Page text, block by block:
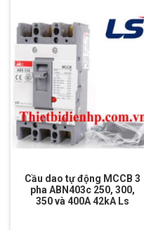
Cầu dao tự động MCCB 3
pha ABN403c 250, 300,
350 và 400A 42kA Ls